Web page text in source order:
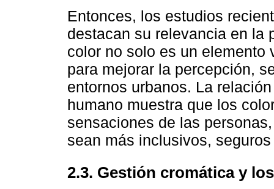
Entonces, los estudios
destacan su relevancia en la
color no solo es un elemento
para mejorar la percepción,
entornos urbanos. La
humano muestra que los
sensaciones de las
sean más inclusivos,
2.3. Gestión cromática y